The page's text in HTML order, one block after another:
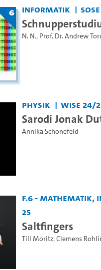
6 Informatik SoSe
N. N., Prof. Dr. Andrew
Physik WiSe 24/
Sarodi Jonak
Annika Schonefeld
F.6 -
25
Saltfingers
Till Moritz,Clemens